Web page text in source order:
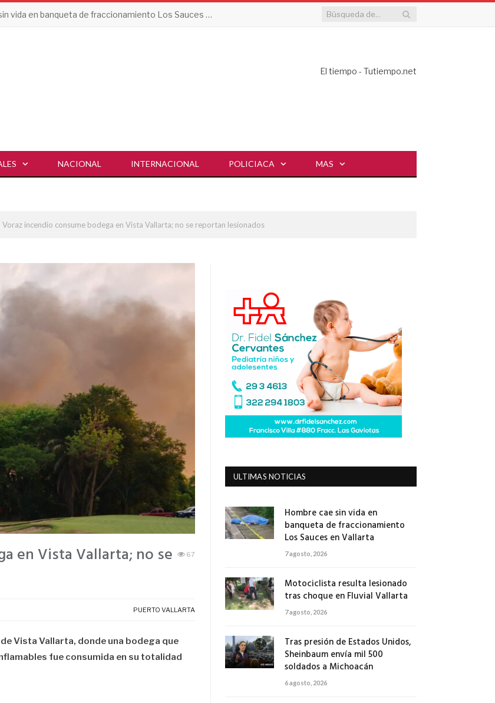
Hombre cae sin vida en banqueta de fraccionamiento Los Sauces en Vallarta
El tiempo - Tutiempo.net
NACIONAL INTERNACIONAL POLICIACA MAS
Voraz incendio consume bodega en Vista Vallarta; no se reportan lesionados
en Vista Vallarta; no se
67
PUERTO VALLARTA
Vista Vallarta, donde una bodega que
fue consumida en su totalidad
ULTIMAS NOTICIAS
Hombre cae sin vida en
banqueta de fraccionamiento
Los Sauces en Vallarta
7 agosto, 2026
Motociclista resulta lesionado
tras choque en Fluvial Vallarta
7 agosto, 2026
Tras presión de Estados Unidos,
Sheinbaum envía mil 500
soldados a Michoacán
6 agosto, 2026